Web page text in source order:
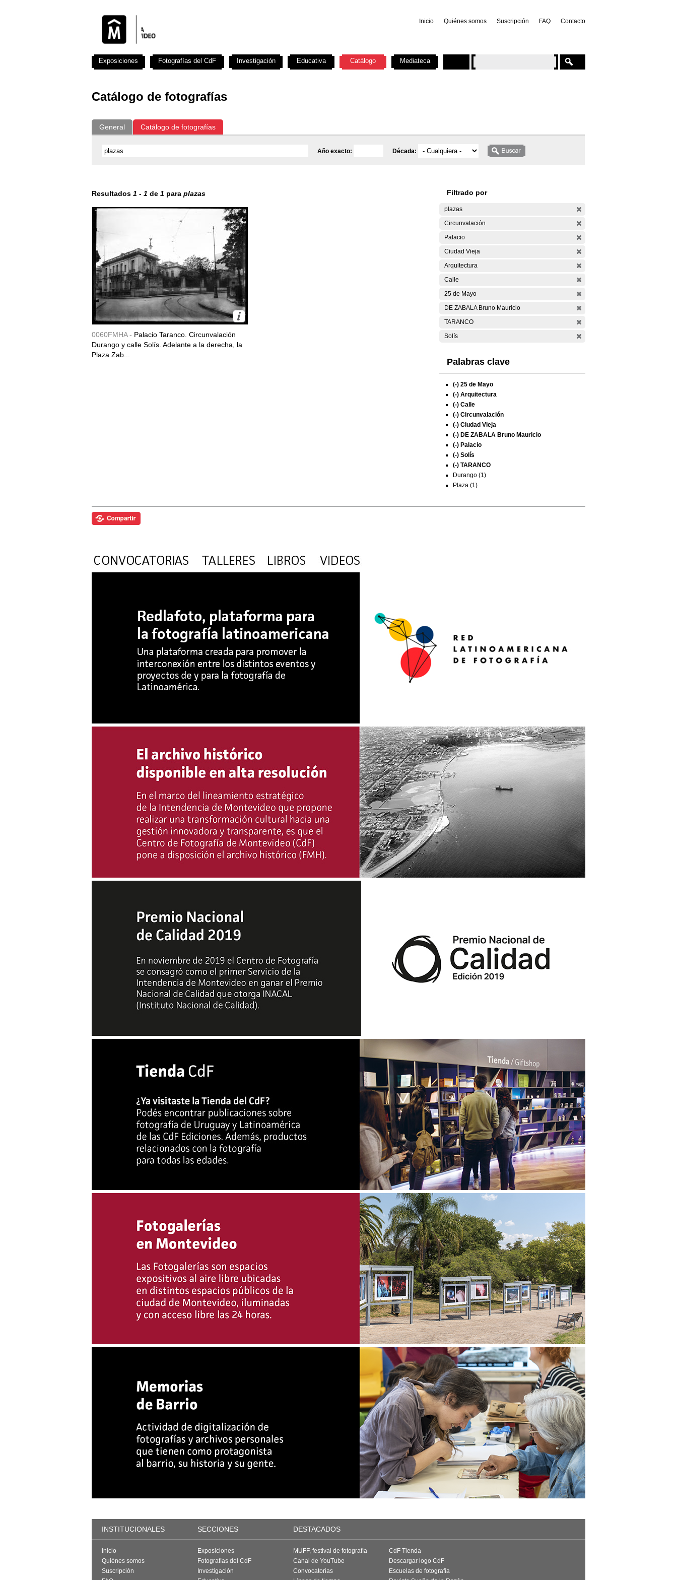
Inicio Quiénes somos Suscripción FAQ Contacto
Catálogo de fotografías
General Catálogo de fotografías
Año exacto: Década:
Resultados 1 - 1 de 1 para plazas
0060FMHA - Palacio Taranco. Circunvalación
Durango y calle Solís. Adelante a la derecha, la
Plaza Zab...
Filtrado por
plazas
Circunvalación
Palacio
Ciudad Vieja
Arquitectura
Calle
25 de Mayo
DE ZABALA Bruno Mauricio
TARANCO
Solís
Palabras clave
(-) 25 de Mayo
(-) Arquitectura
(-) Calle
(-) Circunvalación
(-) Ciudad Vieja
(-) DE ZABALA Bruno Mauricio
(-) Palacio
(-) Solís
(-) TARANCO
Durango (1)
Plaza (1)
Exposiciones Fotografías del CdF Investigación Educativa Catálogo Mediateca
INSTITUCIONALES SECCIONES DESTACADOS
Inicio
Quiénes somos
Suscripción
Exposiciones
Fotografías del CdF
Investigación
MUFF, festival de fotografía
Canal de YouTube
Convocatorias
CdF Tienda
Descargar logo CdF
Escuelas de fotografía